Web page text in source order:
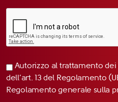
Autorizzo al trattamento
dell’art. 13 del Regolamento
Regolamento generale sulla